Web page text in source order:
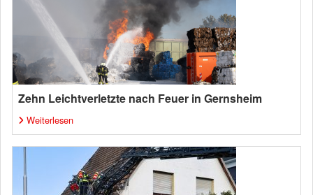
Zehn Leichtverletzte nach Feuer in Gernsheim
Weiterlesen